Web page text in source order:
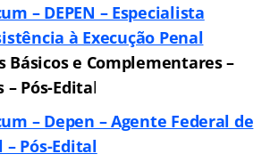
– DEPEN – Especialista
à Execução Penal
Básicos e Complementares –
– Pós-Edital
– Depen – Agente Federal de
– Pós-Edital